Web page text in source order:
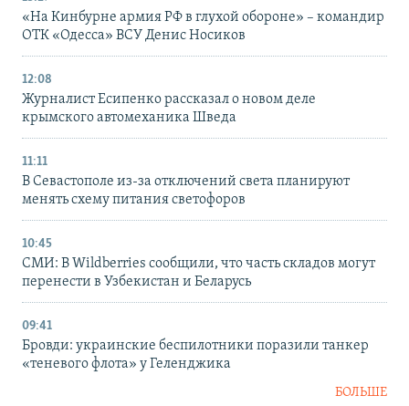
«На Кинбурне армия РФ в глухой обороне» – командир
ОТК «Одесса» ВСУ Денис Носиков
12:08
Журналист Есипенко рассказал о новом деле
крымского автомеханика Шведа
11:11
В Севастополе из-за отключений света планируют
менять схему питания светофоров
10:45
СМИ: В Wildberries сообщили, что часть складов могут
перенести в Узбекистан и Беларусь
09:41
Бровди: украинские беспилотники поразили танкер
«теневого флота» у Геленджика
БОЛЬШЕ